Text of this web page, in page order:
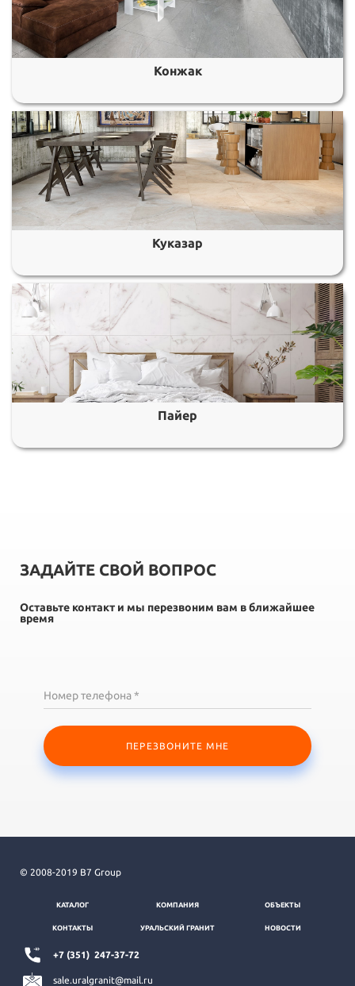
Конжак
Куказар
Пайер
ЗАДАЙТЕ СВОЙ ВОПРОС
Оставьте контакт и мы перезвоним вам в ближайшее
время
Номер телефона *
ПЕРЕЗВОНИТЕ МНЕ
© 2008-2019 B7 Group
КАТАЛОГ КОМПАНИЯ ОБЪЕКТЫ
КОНТАКТЫ УРАЛЬСКИЙ ГРАНИТ НОВОСТИ
+7 (351) 247-37-72
sale.uralgranit@mail.ru